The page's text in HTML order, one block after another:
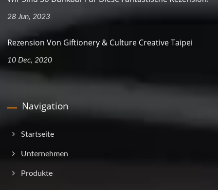
28 Jun, 2023
Rezension Von Giftionery & Culture Creative Taipei
10 Dec, 2020
Navigation
Startseite
Unternehmen
Produkte